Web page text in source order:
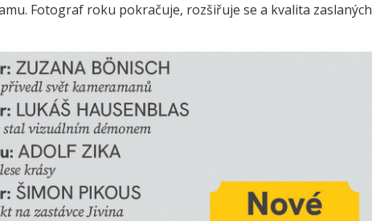
Fotograf roku pokračuje, rozšiřuje se a kvalita zaslaných